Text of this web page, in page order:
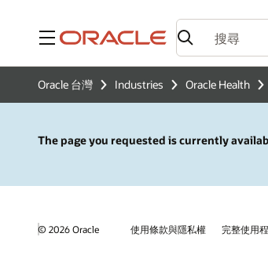
功能表
Oracle 台灣 Industries Oracle Health
The page you requested is currently
© 2026 Oracle 使用條款與隱私權 完整使用